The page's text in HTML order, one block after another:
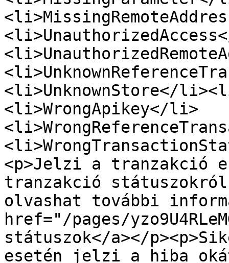
<li>UnknownStore</
<li>WrongApikey</li>
<p>Jelzi a tranzakció
tranzakció
olvashat további
href="/pages/
státuszok</a></
esetén jelzi a hiba